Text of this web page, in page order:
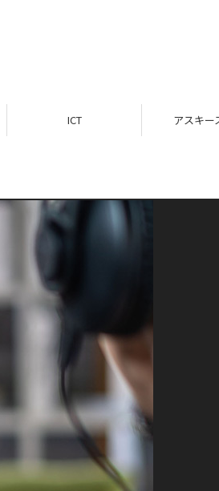
ICT アスキー